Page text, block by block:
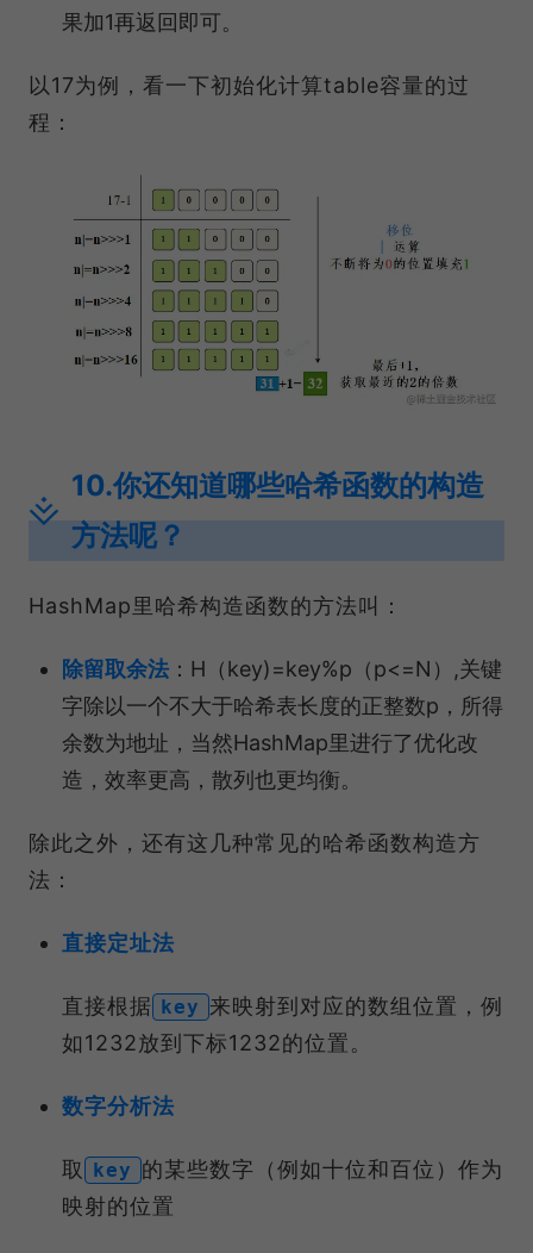
果加1再返回即可。
以17为例，看一下初始化计算table容量的过
程：
10.你还知道哪些哈希函数的构造
方法呢？
HashMap里哈希构造函数的方法叫：
除留取余法 ：H（key)=key%p（p<=N）,关键
字除以一个不大于哈希表长度的正整数p，所得
余数为地址，当然HashMap里进行了优化改
造，效率更高，散列也更均衡。
除此之外，还有这几种常见的哈希函数构造方
法：
直接定址法
直接根据 key 来映射到对应的数组位置，例
如1232放到下标1232的位置。
数字分析法
取 key 的某些数字（例如十位和百位）作为
映射的位置